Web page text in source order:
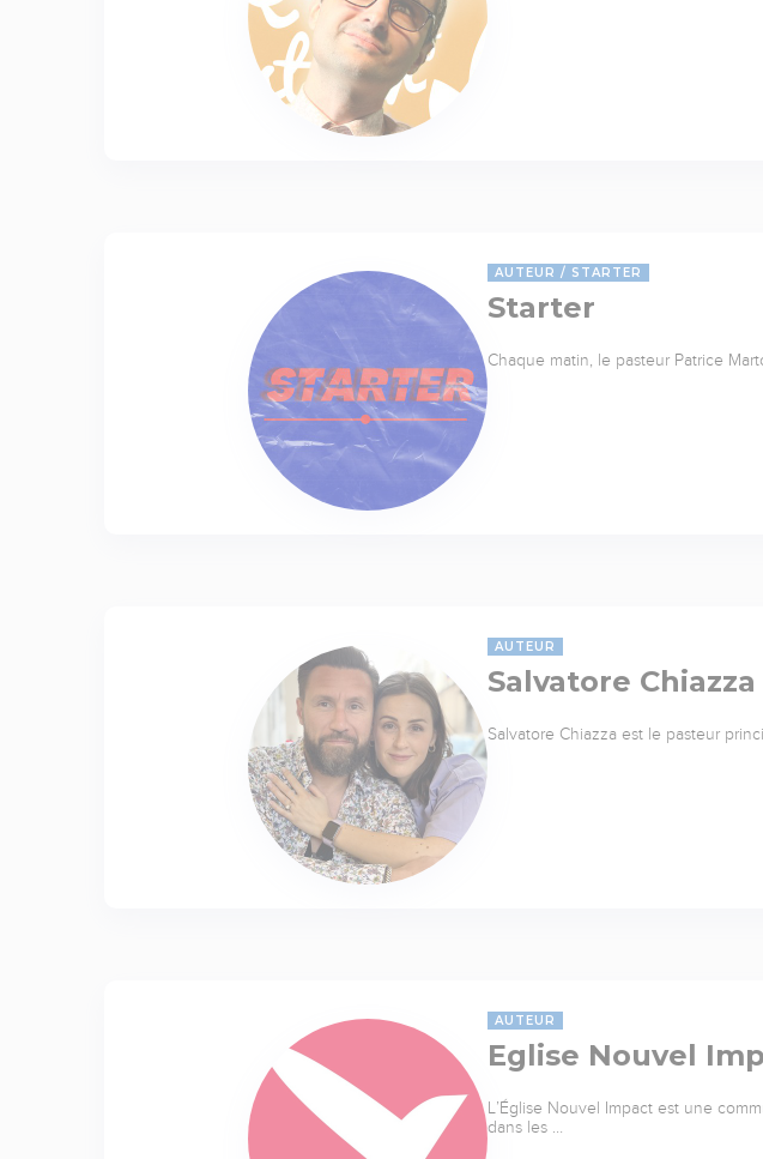
AUTEUR STARTER
Starter
Chaque matin, le pasteur Patrice
AUTEUR
Salvatore Chiazza
Salvatore Chiazza est le pasteur
AUTEUR
Eglise Nouvel
L’Église Nouvel Impact est une
dans les …